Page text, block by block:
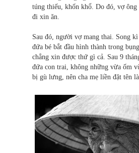
túng thiếu, khốn khổ. Do đó, vợ ông
đi xin ăn.
Sau đó, người vợ mang thai. Song
đứa bé bắt đầu hình thành trong
chẳng xin được thứ gì cả. Sau 9
đứa con trai, không những vừa ốm
bị gù lưng, nên cha mẹ liền đặt tên